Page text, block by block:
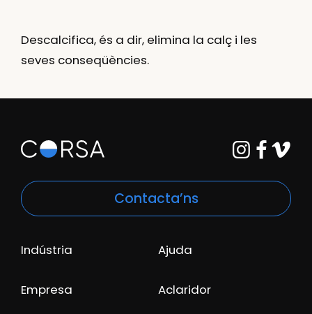
Descalcifica, és a dir, elimina la calç i les
seves conseqüències.
Contacta’ns
Indústria
Empresa
Ajuda
Aclaridor